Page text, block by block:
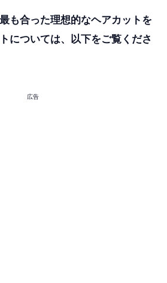
も合った理想的なヘアカットを
については、以下をご覧くださ
広告